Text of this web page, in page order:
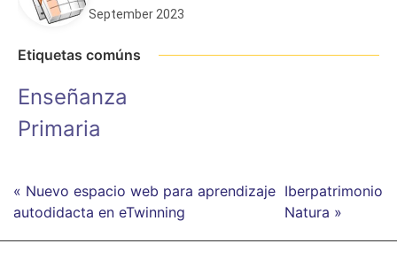
September 2023
Etiquetas comúns
Enseñanza
Primaria
« Nuevo espacio web para aprendizaje
autodidacta en eTwinning
Iberpatrimonio
Natura »